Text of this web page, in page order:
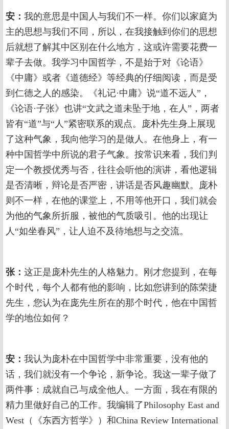
安： 我的意思是中国人与我们不一样。你们以家庭为
主的思想与我们不同，所以，在我接触到你们的思想
后就想了解其中区别在什么地方，这或许需要花费一
辈子去做。我学习中国哲学，不是始于对《论语》
《中庸》或者《道德经》等经典的仔细阅读，而是受
到仁德之人的感染。《礼记·中庸》说“道不远人”，
《论语·子张》也讲“文武之道未坠于地，在人”，两者
皆有“道”与“人”紧密联系的观点。庞朴先生身上展现
了这种气象，我向他学习的是做人。在他身上，有一
种中国哲学中所说的君子气象。按常识来看，我们判
定一个教授优秀与否，往往会听他的演讲，看他逻辑
是否清晰，辩论是否严密，讲话是否风趣幽默。庞朴
则不一样，在他的课堂上，不用等他开口，我们就会
为他的气象所折服，被他的气质吸引。他的出现让
人“如坐春风”，让人迫不及待地想与之交流。
张： 这正是庞朴先生的人格魅力。刚才您提到，在每
个时代，每个人都有他的影响，比如您讲到的陈荣捷
先生，您认为在庞先生所在的那个时代，他在中国哲
学的地位如何？
安： 我认为庞朴在中国哲学中非常重要，没有他的
话，我们就没有一个争论，新争论。我这一辈子做了
两件事：成就自己与成全他人。一方面，我在有限的
精力里做好自己的工作。我编辑了Philosophy East and
West（《东西方哲学》）和China Review International